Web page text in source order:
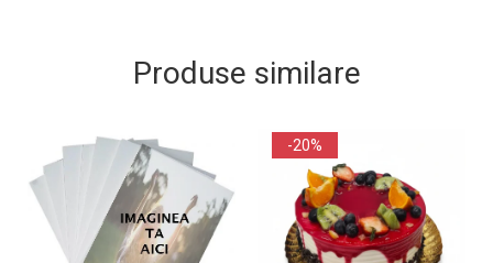
Produse similare
-20%